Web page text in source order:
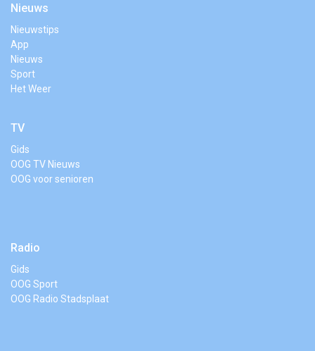
Nieuws
Nieuwstips
App
Nieuws
Sport
Het Weer
TV
Gids
OOG TV Nieuws
OOG voor senioren
Radio
Gids
OOG Sport
OOG Radio Stadsplaat